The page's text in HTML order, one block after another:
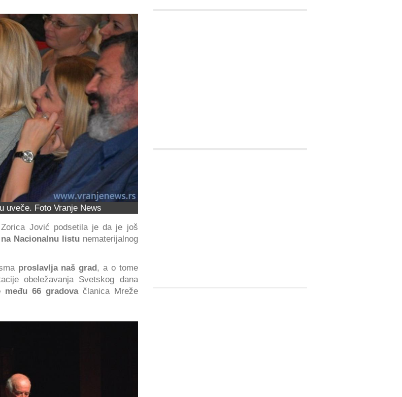
uveče. Foto Vranje News
Jović podsetila je da je još
Nacionalnu listunematerijalnog
proslavlja naš grad, a o tome
obeležavanja Svetskog dana
među 66 gradovačlanica Mreže